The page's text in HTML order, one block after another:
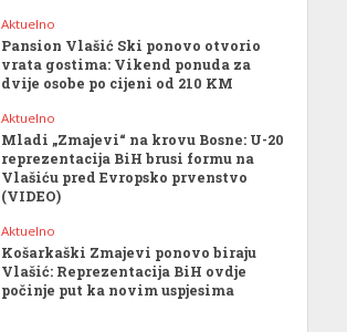
Aktuelno
Pansion Vlašić Ski ponovo otvorio
vrata gostima: Vikend ponuda za
dvije osobe po cijeni od 210 KM
Aktuelno
Mladi „Zmajevi“ na krovu Bosne: U-20
reprezentacija BiH brusi formu na
Vlašiću pred Evropsko prvenstvo
(VIDEO)
Aktuelno
Košarkaški Zmajevi ponovo biraju
Vlašić: Reprezentacija BiH ovdje
počinje put ka novim uspjesima